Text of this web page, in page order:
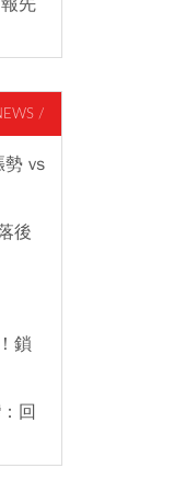
先
/
勢 vs
後
鎖
回